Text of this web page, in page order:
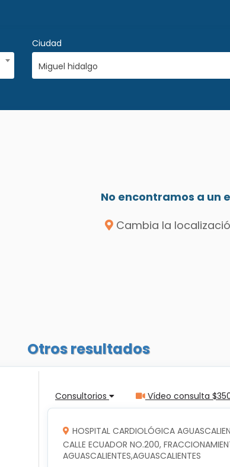
Ciudad
Miguel hidalgo
No encontramos a un
Cambia la
Otros resultados
Consultorios Vídeo consulta
HOSPITAL CARDIOLÓGICA
CALLE ECUADOR NO.200,
AGUASCALIENTES,AGUASCALIENTES